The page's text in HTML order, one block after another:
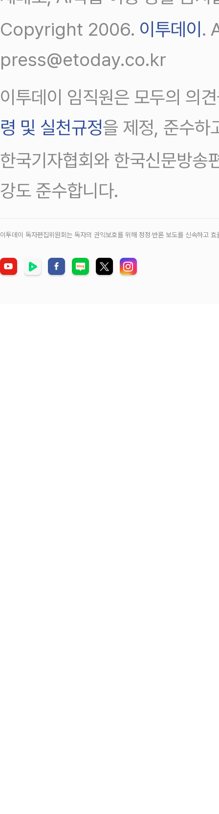
Copyright 2006. 이투데이.
press@etoday.co.kr
이투데이 임직원은 모두의 의
령 및 실천규정을 제정, 준수하
한국기자협회와 한국신문방송
강도 준수합니다.
이투데이 독자편집위원회는 독자의 권익보호를 위해 정정‧반론 보도를 신속하고